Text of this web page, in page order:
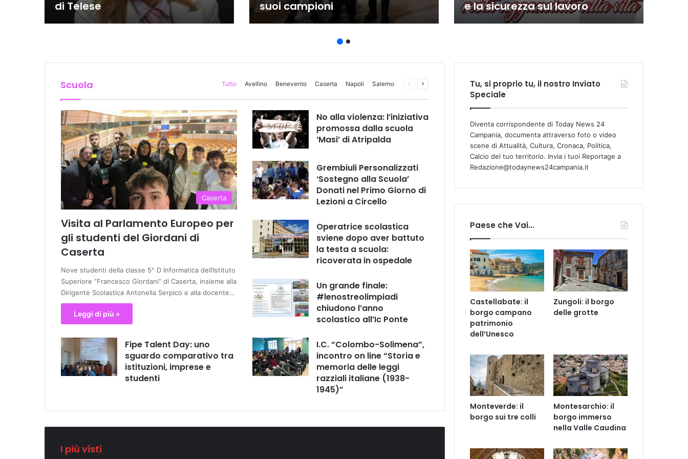
di Telese
suoi campioni
e la sicurezza sul lavoro
Scuola Tutto Avellino Benevento Caserta Napoli Salerno
Pagina
Caserta
Visita al Parlamento Europeo per
gli studenti del Giordani di
Caserta
Nove studenti della classe 5^ D Informatica dell’Istituto
Superiore “Francesco Giordani” di Caserta, insieme alla
Dirigente Scolastica Antonella Serpico e alla docente…
Leggi di più »
No alla violenza: l’iniziativa
promossa dalla scuola
‘Masi’ di Atripalda
Grembiuli Personalizzati
‘Sostegno alla Scuola’
Donati nel Primo Giorno di
Lezioni a Circello
Operatrice scolastica
sviene dopo aver battuto
la testa a scuola:
ricoverata in ospedale
Un grande finale:
#lenostreolimpiadi
chiudono l’anno
scolastico all’Ic Ponte
Fipe Talent Day: uno
sguardo comparativo tra
istituzioni, imprese e
studenti
I.C. “Colombo-Solimena”,
incontro on line “Storia e
memoria delle leggi
razziali italiane (1938-
1945)”
I più visti
Tu, si proprio tu, il nostro Inviato
Speciale
Diventa corrispondente di Today News 24
Campania, documenta attraverso foto o video
scene di Attualità, Cultura, Cronaca, Politica,
Calcio del tuo territorio. Invia i tuoi Reportage a
Redazione@todaynews24campania.it
Paese che Vai…
Castellabate: il
borgo campano
patrimonio
dell’Unesco
Zungoli: il borgo
delle grotte
Monteverde: il
borgo sui tre colli
Montesarchio: il
borgo immerso
nella Valle Caudina